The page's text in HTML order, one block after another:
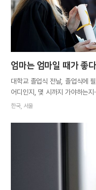
부풀어 있었습니다. 늘 괜찮다
저의…
엄마는 엄마일 때가 좋
대학교 졸업식 전날, 졸업식에
어디인지, 몇 시까지 가야하는
학사모는 졸업식에 참석하면 당
여기저기 찾아보니 엄마 말이
당일에 우왕좌왕할 뻔했다. 졸
친구들과 사진을 찍다가 문득
학사모와 졸업 가운을 벗어 엄
다듬는 엄마를 보니 엄마의 학
뒤져서 엄마의 대학 졸업사진
한국, 서울